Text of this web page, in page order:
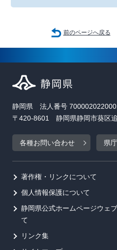
前のページへ戻る
静岡県 法人番号
〒420-8601 静岡県静岡市葵区
各種お問い合わせ 県
著作権・リンクについて
個人情報保護について
静岡県公式ホームページウェ
て
リンク集